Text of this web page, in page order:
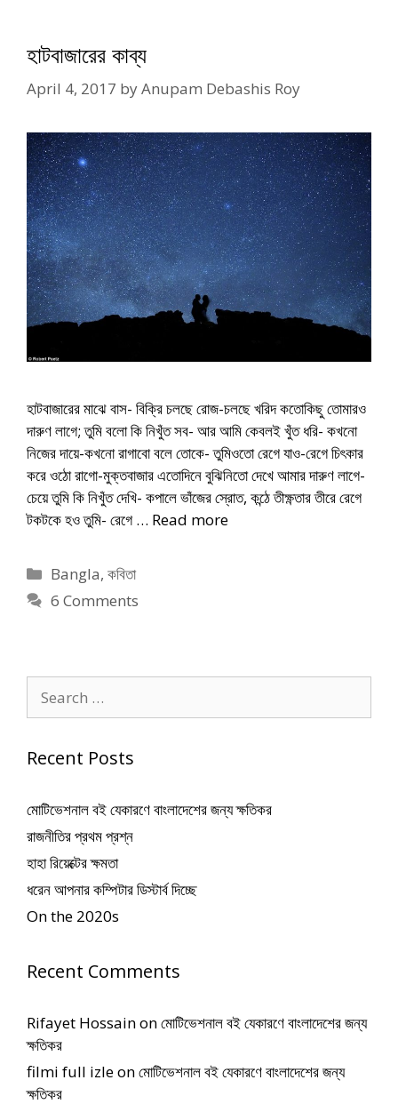
হাটবাজারের কাব্য
April 4, 2017 byAnupam Debashis Roy
হাটবাজারের মাঝে বাস- বিক্রি চলছে রোজ-চলছে খরিদ কতোকিছু তোমারও
দারুণ লাগে; তুমি বলো কি নিখুঁত সব- আর আমি কেবলই খুঁত ধরি- কখনো
নিজের দায়ে-কখনো রাগাবো বলে তোকে- তুমিওতো রেগে যাও-রেগে চিৎকার
করে ওঠো রাগো-মুক্তবাজার এতোদিনে বুঝিনিতো দেখে আমার দারুণ লাগে-
চেয়ে তুমি কি নিখুঁত দেখি- কপালে ভাঁজের স্রোত, কন্ঠে তীক্ষ্ণতার তীরে রেগে
টকটকে হও তুমি- রেগে … Read more
Categories
Bangla,কবিতা
6 Comments
for:
Recent Posts
মোটিভেশনাল বই যেকারণে বাংলাদেশের জন্য ক্ষতিকর
রাজনীতির প্রথম প্রশ্ন
হাহা রিয়েক্টের ক্ষমতা
ধরেন আপনার কম্পিটার ডিস্টার্ব দিচ্ছে
On the 2020s
Recent Comments
Rifayet Hossainonমোটিভেশনাল বই যেকারণে বাংলাদেশের জন্য
ক্ষতিকর
filmi full izleonমোটিভেশনাল বই যেকারণে বাংলাদেশের জন্য
ক্ষতিকর